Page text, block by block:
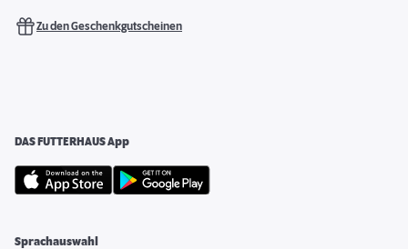
Zu den Geschenkgutscheinen
DAS FUTTERHAUS App
Sprachauswahl